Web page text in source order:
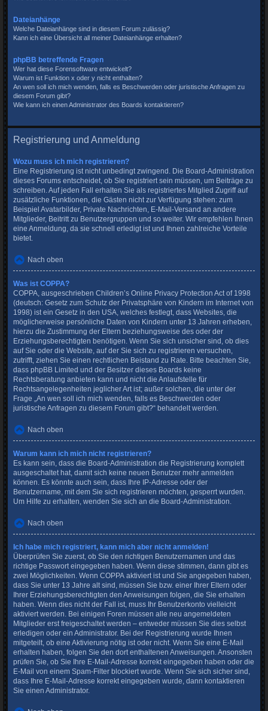
Dateianhänge
Welche Dateianhänge sind in diesem Forum zulässig?
Kann ich eine Übersicht all meiner Dateianhänge erhalten?
phpBB betreffende Fragen
Wer hat diese Forensoftware entwickelt?
Warum ist Funktion x oder y nicht enthalten?
An wen soll ich mich wenden, falls es Beschwerden oder juristische Anfragen zu
diesem Forum gibt?
Wie kann ich einen Administrator des Boards kontaktieren?
Registrierung und Anmeldung
Wozu muss ich mich registrieren?
Eine Registrierung ist nicht unbedingt zwingend. Die Board-Administration
dieses Forums entscheidet, ob Sie registriert sein müssen, um Beiträge zu
schreiben. Auf jeden Fall erhalten Sie als registriertes Mitglied Zugriff auf
zusätzliche Funktionen, die Gästen nicht zur Verfügung stehen: zum
Beispiel Avatarbilder, Private Nachrichten, E-Mail-Versand an andere
Mitglieder, Beitritt zu Benutzergruppen und so weiter. Wir empfehlen Ihnen
eine Anmeldung, da sie schnell erledigt ist und Ihnen zahlreiche Vorteile
bietet.
Nach oben
Was ist COPPA?
COPPA, ausgeschrieben Children’s Online Privacy Protection Act of 1998
(deutsch: Gesetz zum Schutz der Privatsphäre von Kindern im Internet von
1998) ist ein Gesetz in den USA, welches festlegt, dass Websites, die
möglicherweise persönliche Daten von Kindern unter 13 Jahren erheben,
hierzu die Zustimmung der Eltern beziehungsweise des oder der
Erziehungsberechtigten benötigen. Wenn Sie sich unsicher sind, ob dies
auf Sie oder die Website, auf der Sie sich zu registrieren versuchen,
zutrifft, ziehen Sie einen rechtlichen Beistand zu Rate. Bitte beachten Sie,
dass phpBB Limited und der Besitzer dieses Boards keine
Rechtsberatung anbieten kann und nicht die Anlaufstelle für
Rechtsangelegenheiten jeglicher Art ist; außer solchen, die unter der
Frage „An wen soll ich mich wenden, falls es Beschwerden oder
juristische Anfragen zu diesem Forum gibt?“ behandelt werden.
Nach oben
Warum kann ich mich nicht registrieren?
Es kann sein, dass die Board-Administration die Registrierung komplett
ausgeschaltet hat, damit sich keine neuen Benutzer mehr anmelden
können. Es könnte auch sein, dass Ihre IP-Adresse oder der
Benutzername, mit dem Sie sich registrieren möchten, gesperrt wurden.
Um Hilfe zu erhalten, wenden Sie sich an die Board-Administration.
Nach oben
Ich habe mich registriert, kann mich aber nicht anmelden!
Überprüfen Sie zuerst, ob Sie den richtigen Benutzernamen und das
richtige Passwort eingegeben haben. Wenn diese stimmen, dann gibt es
zwei Möglichkeiten. Wenn COPPA aktiviert ist und Sie angegeben haben,
dass Sie unter 13 Jahre alt sind, müssen Sie bzw. einer Ihrer Eltern oder
Ihrer Erziehungsberechtigten den Anweisungen folgen, die Sie erhalten
haben. Wenn dies nicht der Fall ist, muss Ihr Benutzerkonto vielleicht
aktiviert werden. Bei einigen Foren müssen alle neu angemeldeten
Mitglieder erst freigeschaltet werden – entweder müssen Sie dies selbst
erledigen oder ein Administrator. Bei der Registrierung wurde Ihnen
mitgeteilt, ob eine Aktivierung nötig ist oder nicht. Wenn Sie eine E-Mail
erhalten haben, folgen Sie den dort enthaltenen Anweisungen. Ansonsten
prüfen Sie, ob Sie Ihre E-Mail-Adresse korrekt eingegeben haben oder die
E-Mail von einem Spam-Filter blockiert wurde. Wenn Sie sich sicher sind,
dass Ihre E-Mail-Adresse korrekt eingegeben wurde, dann kontaktieren
Sie einen Administrator.